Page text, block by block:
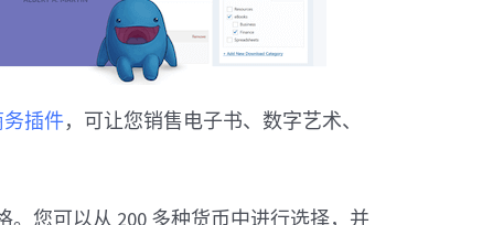
务插件，可让您销售电子书、数字艺术、
您可以从 200 多种货币中进行选择，并